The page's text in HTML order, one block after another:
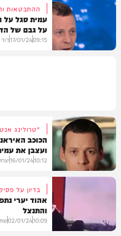
חדשות
ההתבטאות
עמית סגל על
על גבם של
09:15
17/01/24
"טרולינג
הכוכב
ועצבן את
10:12
16/01/24
בדיון על
אהוד יערי
והתנצל
10:09
02/01/24